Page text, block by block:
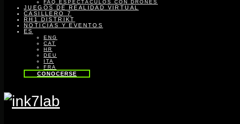
FAQ ESPECTÁCULOS CON DRONES
JUEGOS DE REALIDAD VIRTUAL
CASILLERO 7
RH1 DISTRIKT
NOTICIAS Y EVENTOS
ES
ENG
CAT
HR
DEU
ITA
FRA
CONOCERSE